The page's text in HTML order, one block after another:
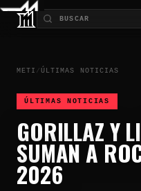
METI /ÚLTIMAS NOTICIAS
ÚLTIMAS NOTICIAS
GORILLAZ Y
SUMAN A
2026